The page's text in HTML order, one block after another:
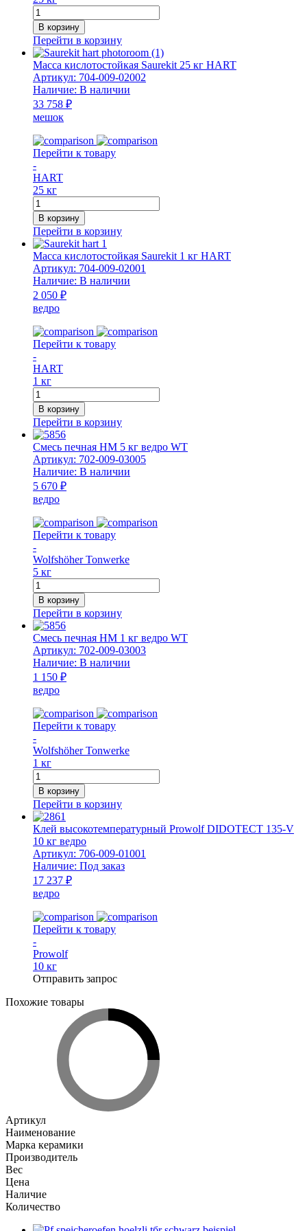
Количество
товара
Штукатурка
натуральная
печная
мешок
25
кг
В корзину
Перейти в корзину
Масса кислотостойкая Saurekit 25 кг HART
Артикул: 704-009-02002
Наличие: В наличии
33 758 ₽
мешок
Перейти к товару
-
HART
25 кг
Количество
товара
Масса
кислотостойкая
Saurekit
25
кг
HART
В корзину
Перейти в корзину
Масса кислотостойкая Saurekit 1 кг HART
Артикул: 704-009-02001
Наличие: В наличии
2 050 ₽
ведро
Перейти к товару
-
HART
1 кг
Количество
товара
Масса
кислотостойкая
Saurekit
1
кг
HART
В корзину
Перейти в корзину
Смесь печная НМ 5 кг ведро WT
Артикул: 702-009-03005
Наличие: В наличии
5 670 ₽
ведро
Перейти к товару
-
Wolfshöher Tonwerke
5 кг
Количество
товара
Смесь
печная
НМ
5
кг
ведро
WT
В корзину
Перейти в корзину
Смесь печная НМ 1 кг ведро WT
Артикул: 702-009-03003
Наличие: В наличии
1 150 ₽
ведро
Перейти к товару
-
Wolfshöher Tonwerke
1 кг
Количество
товара
Смесь
печная
НМ
1
кг
ведро
WT
В корзину
Перейти в корзину
Клей высокотемпературный Prowolf DIDOTECT 135-V
10 кг ведро
Артикул: 706-009-01001
Наличие: Под заказ
17 237 ₽
ведро
Перейти к товару
-
Prowolf
10 кг
Отправить запрос
Похожие товары
Артикул
Наименование
Марка керамики
Производитель
Вес
Цена
Наличие
Количество